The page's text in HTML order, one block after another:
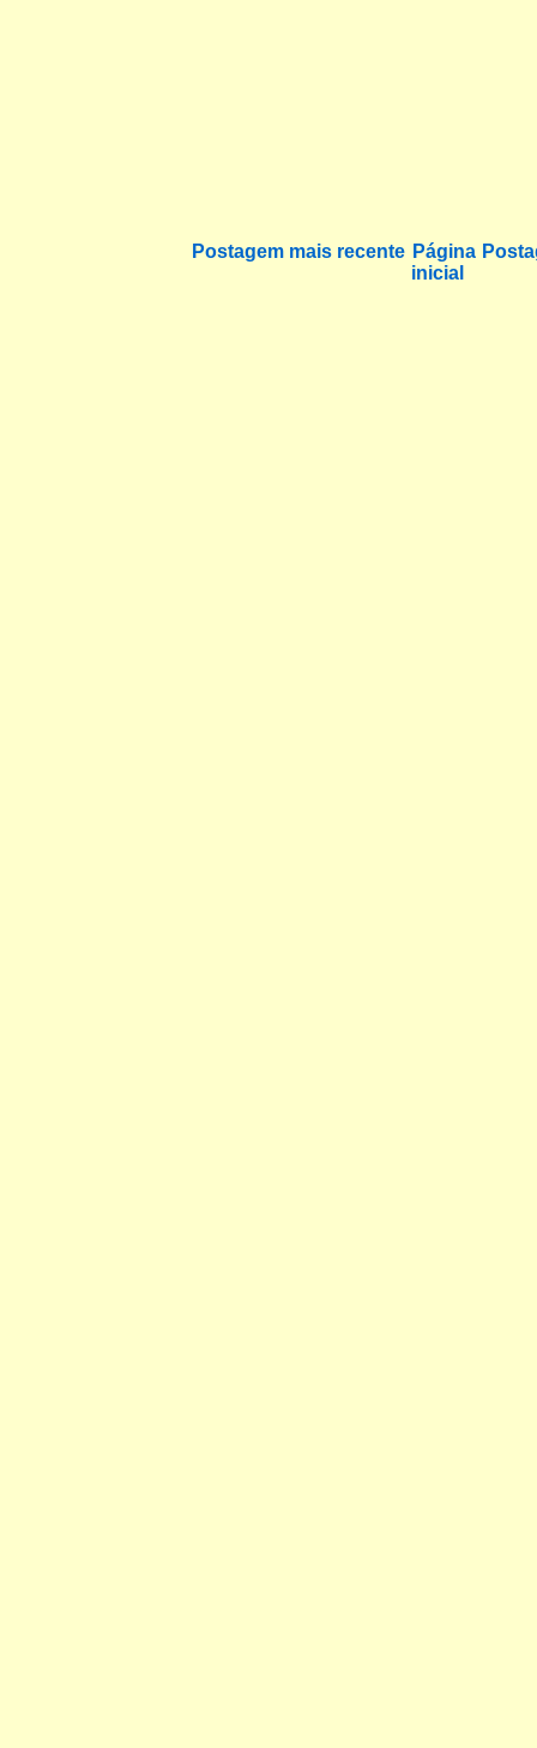
Postagem mais recente Página
inicial